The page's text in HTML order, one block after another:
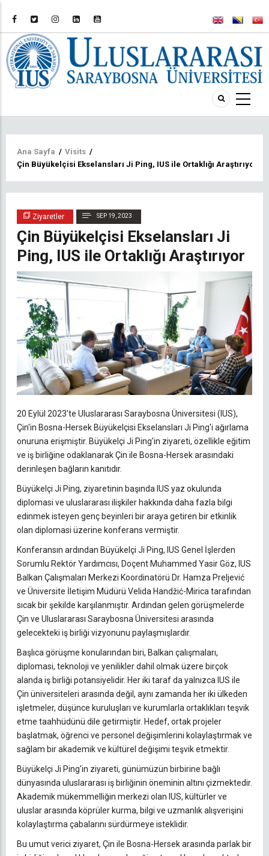
Sayfa
yolu
Ana Sayfa / Visits /
Çin Büyükelçisi Ekselansları Ji Ping, IUS ile Ortaklığı Araştırıyor
Ziyaretler SEP 19, 2023
Çin Büyükelçisi Ekselansları Ji
Ping, IUS ile Ortaklığı Araştırıyor
20 Eylül 2023'te Uluslararası Saraybosna Üniversitesi (IUS),
Çin'in Bosna-Hersek Büyükelçisi Ekselansları Ji Ping'i ağırlama
onuruna erişmiştir. Büyükelçi Ji Ping'in ziyareti, özellikle eğitim
ve iş birliğine odaklanarak Çin ile Bosna-Hersek arasındaki
derinleşen bağların kanıtıdır.
Büyükelçi Ji Ping, ziyaretinin başında IUS yaz okulunda
diplomasi ve uluslararası ilişkiler hakkında daha fazla bilgi
edinmek isteyen genç beyinleri bir araya getiren bir etkinlik
olan diplomasi üzerine konferans vermiştir.
Konferansın ardından Büyükelçi Ji Ping, IUS Genel İşlerden
Sorumlu Rektör Yardımcısı, Doçent Muhammed Yasir Göz, IUS
Balkan Çalışmaları Merkezi Koordinatörü Dr. Hamza Preljević
ve Üniversite İletişim Müdürü Velida Handžić-Mirica tarafından
sıcak bir şekilde karşılanmıştır. Ardından gelen görüşmelerde
Çin ve Uluslararası Saraybosna Üniversitesi arasında
gelecekteki iş birliği vizyonunu paylaşmışlardır.
Başlıca görüşme konularından biri, Balkan çalışmaları,
diplomasi, teknoloji ve yenilikler dahil olmak üzere birçok
alanda iş birliği potansiyelidir. Her iki taraf da yalnızca IUS ile
Çin üniversiteleri arasında değil, aynı zamanda her iki ülkeden
işletmeler, düşünce kuruluşları ve kurumlarla ortaklıkları teşvik
etme taahhüdünü dile getirmiştir. Hedef, ortak projeler
başlatmak, öğrenci ve personel değişimlerini kolaylaştırmak ve
sağlam bir akademik ve kültürel değişimi teşvik etmektir.
Büyükelçi Ji Ping'in ziyareti, günümüzün birbirine bağlı
dünyasında uluslararası iş birliğinin öneminin altını çizmektedir.
Akademik mükemmelliğin merkezi olan IUS, kültürler ve
uluslar arasında köprüler kurma, bilgi ve uzmanlık alışverişini
kolaylaştırma çabalarını sürdürmeye isteklidir.
Bu umut verici ziyaret, Çin ile Bosna-Hersek arasında parlak bir